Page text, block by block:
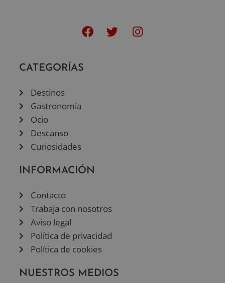
CATEGORÍAS
Destinos
Gastronomía
Ocio
Descanso
Curiosidades
INFORMACIÓN
Contacto
Trabaja con nosotros
Aviso legal
Política de privacidad
Política de cookies
NUESTROS MEDIOS